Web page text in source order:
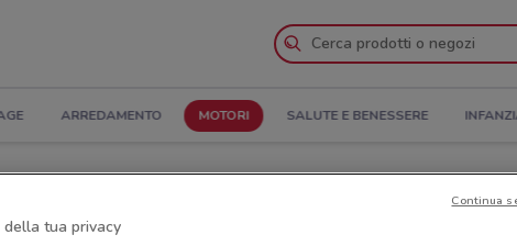
ARREDAMENTO MOTORI SALUTE E BENESSERE
e Indirizzi
a Iglesias
della tua privacy
Continua